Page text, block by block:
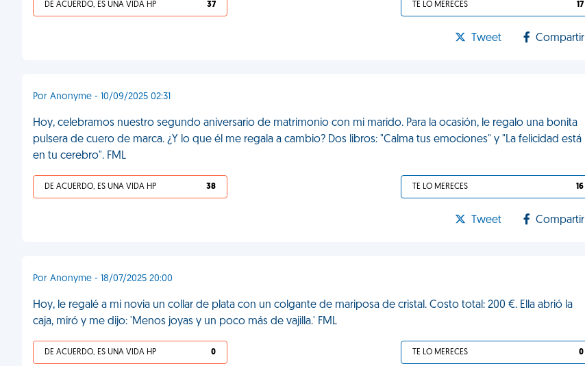
DE ACUERDO, ES UNA VIDA HP 37 TE LO MERECES 17
Tweet Compartir
Por Anonyme - 10/09/2025 02:31
Hoy, celebramos nuestro segundo aniversario de matrimonio con mi marido. Para la ocasión, le regalo una bonita
pulsera de cuero de marca. ¿Y lo que él me regala a cambio? Dos libros: "Calma tus emociones" y "La felicidad está
en tu cerebro". FML
DE ACUERDO, ES UNA VIDA HP 38 TE LO MERECES 16
Tweet Compartir
Por Anonyme - 18/07/2025 20:00
Hoy, le regalé a mi novia un collar de plata con un colgante de mariposa de cristal. Costo total: 200 €. Ella abrió la
caja, miró y me dijo: 'Menos joyas y un poco más de vajilla.' FML
DE ACUERDO, ES UNA VIDA HP 0 TE LO MERECES 0